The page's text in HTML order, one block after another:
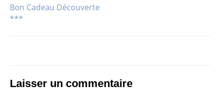
Navigation
Bon Cadeau Découverte
***
Laisser un commentaire